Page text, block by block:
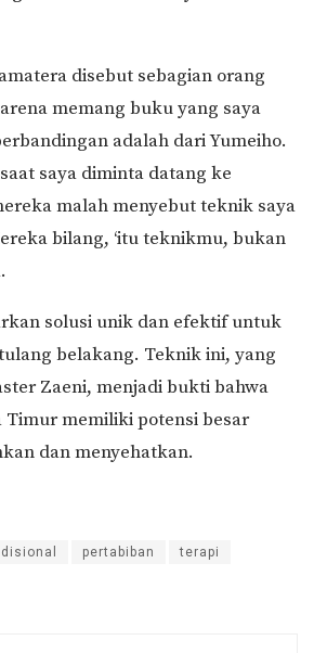
disebut sebagian orang
memang buku yang saya
adalah dari Yumeiho.
saya diminta datang ke
malah menyebut teknik saya
bilang, ‘itu teknikmu, bukan
solusi unik dan efektif untuk
belakang. Teknik ini, yang
Zaeni, menjadi bukti bahwa
Timur memiliki potensi besar
dan menyehatkan.
pertabiban terapi